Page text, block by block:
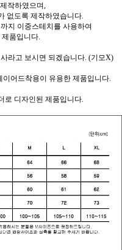
작하였으며,
없도록 제작하였습니다.
지 이중스테치를 사용하여
품입니다.
라고 보시면 되겠습니다. (기모X)
어드착용이 유용한 제품입니다.
디자인된 제품입니다.